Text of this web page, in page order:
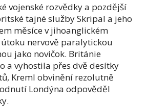
vojenské rozvědky a pozdější
tajné služby Skripal a jeho
měsíce v jihoanglickém
nervově paralytickou
jako novičok. Británie
a vyhostila přes dvě desítky
Kreml obvinění rezolutně
Londýna odpověděl